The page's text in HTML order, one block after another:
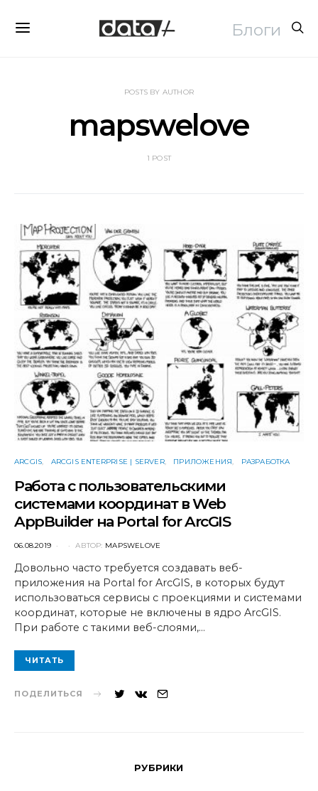
Блоги
POSTS BY AUTHOR
mapswelove
1 POST
ARCGIS ARCGIS ENTERPRISE | SERVER ПРИЛОЖЕНИЯ РАЗРАБОТКА
Работа с пользовательскими
системами координат в Web
AppBuilder на Portal for ArcGIS
POSTED
06.08.2019 АВТОР: MAPSWELOVE
Довольно часто требуется создавать веб-
приложения на Portal for ArcGIS, в которых будут
использоваться сервисы с проекциями и системами
координат, которые не включены в ядро ArcGIS.
При работе с такими веб-слоями,…
ЧИТАТЬ
ПОДЕЛИТЬСЯ
РУБРИКИ